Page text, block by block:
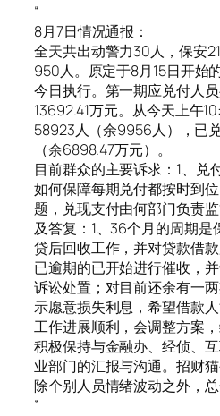
“
8月7日情况通报：
全天共出动警力30人，保安
950人。原定于8月15日开始
今日执行。第一期应兑付人
13692.41万元。从今天上午
58923人（余9956人），已
（余6898.47万元）。
目前群众的主要诉求：1、兑
如何保障每期兑付都按时到
题，兑现支付由何部门负责
及答复：1、36个月的周期
贷后回收工作，并对贷款借
已逾期的已开始进行催收，
诉讼处置；对目前还余有一
示愿意损失利息，希望借款
工作进展顺利，会调整方案
积极保持与金融办、经侦、
业部门的汇报与沟通。招财
除个别人员情绪波动之外，总
”